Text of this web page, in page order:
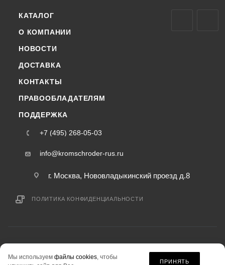
КАТАЛОГ
О КОМПАНИИ
НОВОСТИ
ДОСТАВКА
КОНТАКТЫ
ПРАВООБЛАДАТЕЛЯМ
ПОДДЕРЖКА
+7 (495) 268-05-03
info@kromschroder-rus.ru
г. Москва, Нововладыкинский проезд д.8
ПОЛИТИКА КОНФИДЕНЦИАЛЬНОСТИ
информация на сайте «kromschroder-rus.ru» не является публичной офертой.
Мы используем файлы cookies, чтобы
ПРИНЯТЬ